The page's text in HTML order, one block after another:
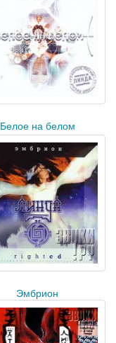
Белое на белом
Эмбрион